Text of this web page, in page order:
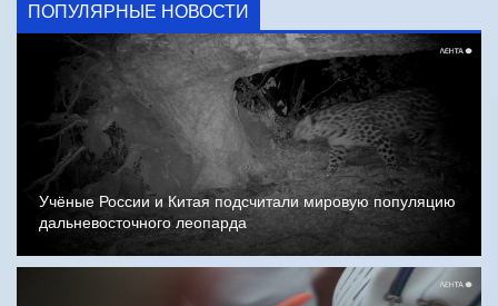
ПОПУЛЯРНЫЕ НОВОСТИ
Учёные России и Китая подсчитали мировую популяцию
дальневосточного леопарда